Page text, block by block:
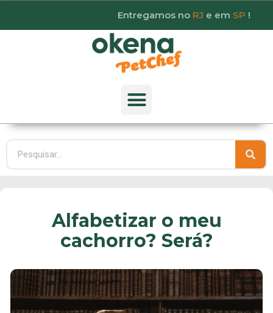
Entregamos noRJe emSP!
Alfabetizar o meu
cachorro? Será?